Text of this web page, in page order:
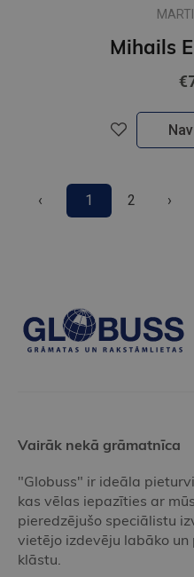
‹ 1 2 ›
Vairāk nekā grāmatnīca
"Globuss" ir ideāla
kas vēlas iepazīties ar
pieredzējušo speciālistu
vietējo izdevēju labāko
klāstu.